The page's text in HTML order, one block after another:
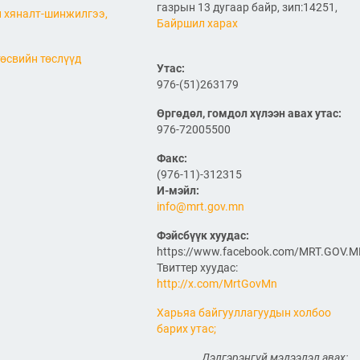
ТАЛААР САНАЛ СОЛИЛЦЛОО
харилцааны хэлэлцээрийг
байгуулна
2026/06/29
ХААГЧИЙГ ШИЛЖҮҮЛЭН
БОЛОН СЭЛГЭН
АЖИЛЛУУЛАХ ТУХАЙ ЗАР
2026/06/29
САЙД Б.ДЭЛГЭРСАЙХАН
АВТОЗАМЫН АЮУЛГҮЙ
БАЙДАЛ, ТҮЛШНИЙ НӨӨЦ
БҮРДҮҮЛЭЛТ, БҮТЭЭН
БАЙГУУЛАЛТЫН АЖЛЫГ
ТАСАЛДУУЛАХГҮЙ БАЙХ ҮҮРЭГ ӨГӨВ
2026/06/29
“Монгол Улсын тээврийн
хяналт-шинжилгээ,
төслүүд
газрын 13 дугаар байр, зип:14251,
Байршил харах
Утас:
976-(51)263179
Өргөдөл, гомдол хүлээн авах утас:
976-72005500
Факс:
(976-11)-312315
И-мэйл:
info@mrt.gov.mn
Фэйсбүүк хуудас:
https://www.facebook.com/
Твиттер хуудас:
http://x.com/MrtGovMn
Харьяа байгууллагуудын холбоо
барих утас;